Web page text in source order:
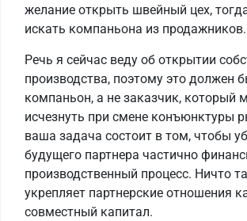
желание открыть швейный цех,
искать компаньона из продажников.
Речь я сейчас веду об открытии
производства, поэтому это должен
компаньон, а не заказчик, который
исчезнуть при смене конъюнктуры
ваша задача состоит в том, чтобы
будущего партнера частично
производственный процесс. Ничто
укрепляет партнерские отношения
совместный капитал.